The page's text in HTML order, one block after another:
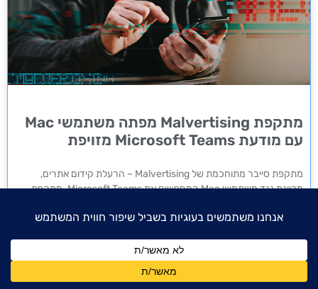
מתקפת Malvertising מפתה משתמשי Mac
עם מודעת Microsoft Teams מזויפת
מתקפת סייבר מתוחכמת של Malvertising – הרעלת קידום אתרים,
מכוונת נגד משתמשי Mac המחפשים את Microsoft Teams. מתקפת
האקולוגית